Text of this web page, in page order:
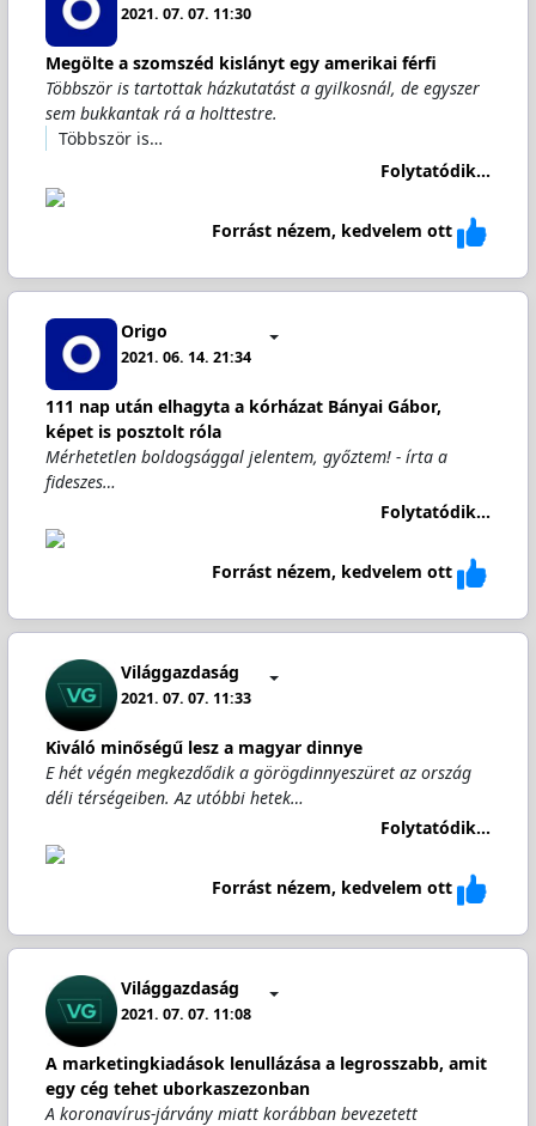
2021. 07. 07. 11:30
Megölte a szomszéd kislányt egy amerikai férfi
Többször is tartottak házkutatást a gyilkosnál, de egyszer
sem bukkantak rá a holttestre.
Többször is…
Folytatódik...
Forrást nézem, kedvelem ott
Origo
2021. 06. 14. 21:34
111 nap után elhagyta a kórházat Bányai Gábor,
képet is posztolt róla
Mérhetetlen boldogsággal jelentem, győztem! - írta a
fideszes…
Folytatódik...
Forrást nézem, kedvelem ott
Világgazdaság
2021. 07. 07. 11:33
Kiváló minőségű lesz a magyar dinnye
E hét végén megkezdődik a görögdinnyeszüret az ország
déli térségeiben. Az utóbbi hetek…
Folytatódik...
Forrást nézem, kedvelem ott
Világgazdaság
2021. 07. 07. 11:08
A marketingkiadások lenullázása a legrosszabb, amit
egy cég tehet uborkaszezonban
A koronavírus-járvány miatt korábban bevezetett